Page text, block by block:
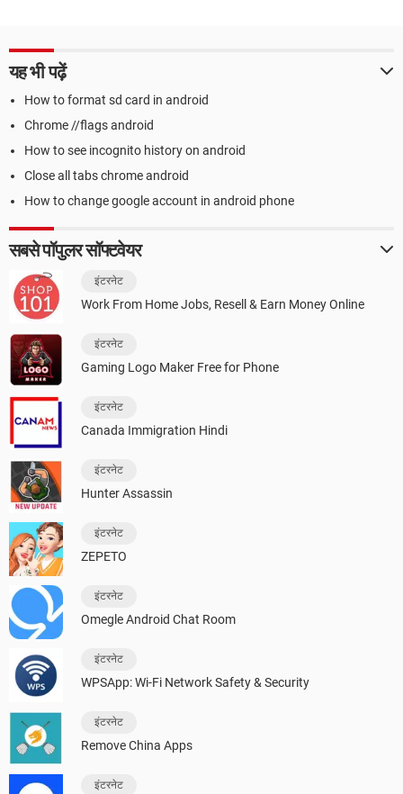
यह भी पढ़ें
How to format sd card in android
Chrome //flags android
How to see incognito history on android
Close all tabs chrome android
How to change google account in android phone
सबसे पॉपुलर सॉफ्टवेयर
इंटरनेट
Work From Home Jobs, Resell & Earn Money Online
इंटरनेट
Gaming Logo Maker Free for Phone
इंटरनेट
Canada Immigration Hindi
इंटरनेट
Hunter Assassin
इंटरनेट
ZEPETO
इंटरनेट
Omegle Android Chat Room
इंटरनेट
WPSApp: Wi-Fi Network Safety & Security
इंटरनेट
Remove China Apps
इंटरनेट